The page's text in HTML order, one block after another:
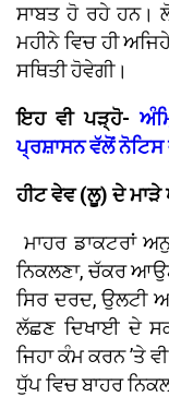
ਸਾਬਤ ਹੋ ਰਹੇ
ਮਹੀਨੇ ਵਿਚ ਹੀ
ਸਥਿਤੀ ਹੋਵੇਗੀ।
ਇਹ ਵੀ ਪੜ੍ਹੋ-
ਪ੍ਰਸ਼ਾਸਨ ਵੱਲੋਂ ਨੋਟਿਸ
ਹੀਟ ਵੇਵ (ਲੂ) ਦੇ ਮਾੜੇ
ਮਾਹਰ ਡਾਕਟਰਾਂ
ਨਿਕਲਣਾ, ਚੱਕਰ
ਸਿਰ ਦਰਦ, ਉਲਟੀ
ਲੱਛਣ ਦਿਖਾਈ ਦੇ
ਜਿਹਾ ਕੰਮ ਕਰਨ ’ਤੇ
ਧੁੱਪ ਵਿਚ ਬਾਹਰ